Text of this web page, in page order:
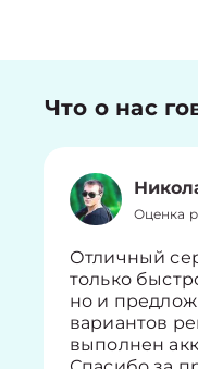
Что о нас
Оценка
Отличный
только
но и
вариантов
выполнен